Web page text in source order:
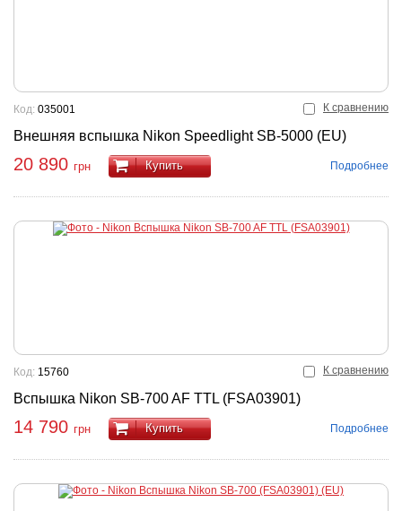
К сравнению
Внешняя вспышка Nikon Speedlight SB-5000 (EU)
Код: 035001
20 890 грн Купить Подробнее
К сравнению
Вспышка Nikon SB-700 AF TTL (FSA03901)
Код: 15760
14 790 грн Купить Подробнее